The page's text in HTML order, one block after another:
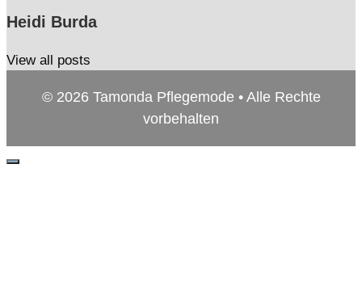
Heidi Burda
View all posts
© 2026 Tamonda Pflegemode • Alle Rechte
vorbehalten
Schließen